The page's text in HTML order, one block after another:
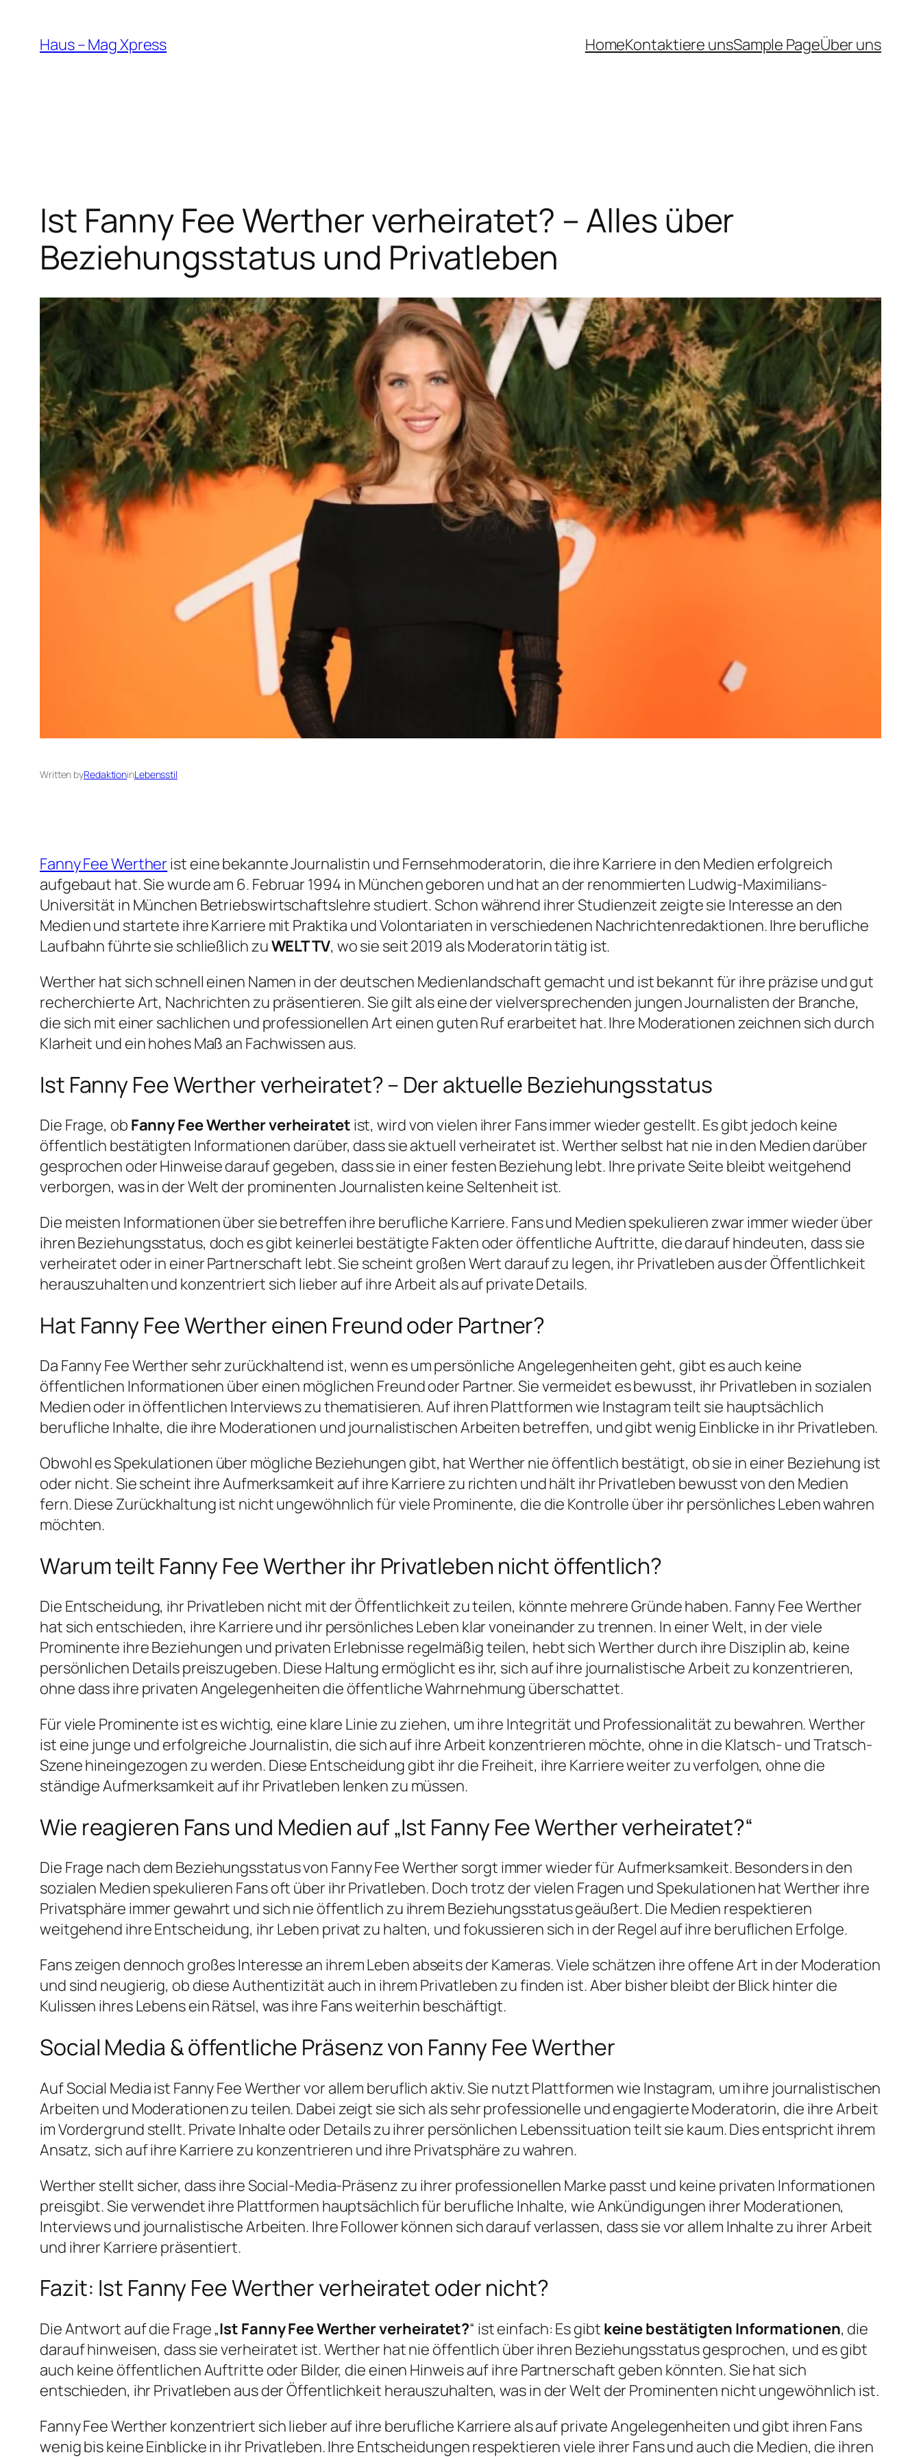
content
Haus – Mag Xpress HomeKontaktiere unsSample PageÜber uns
Ist Fanny Fee Werther verheiratet? – Alles über
Beziehungsstatus und Privatleben
Written byRedaktioninLebensstil
Fanny Fee Wertherist eine bekannte Journalistin und Fernsehmoderatorin, die ihre Karriere in den Medien erfolgreich
aufgebaut hat. Sie wurde am 6. Februar 1994 in München geboren und hat an der renommierten Ludwig-Maximilians-
Universität in München Betriebswirtschaftslehre studiert. Schon während ihrer Studienzeit zeigte sie Interesse an den
Medien und startete ihre Karriere mit Praktika und Volontariaten in verschiedenen Nachrichtenredaktionen. Ihre berufliche
Laufbahn führte sie schließlich zuWELT TV, wo sie seit 2019 als Moderatorin tätig ist.
Werther hat sich schnell einen Namen in der deutschen Medienlandschaft gemacht und ist bekannt für ihre präzise und gut
recherchierte Art, Nachrichten zu präsentieren. Sie gilt als eine der vielversprechenden jungen Journalisten der Branche,
die sich mit einer sachlichen und professionellen Art einen guten Ruf erarbeitet hat. Ihre Moderationen zeichnen sich durch
Klarheit und ein hohes Maß an Fachwissen aus.
Ist Fanny Fee Werther verheiratet? – Der aktuelle Beziehungsstatus
Die Frage, ob Fanny Fee Werther verheiratet ist, wird von vielen ihrer Fans immer wieder gestellt. Es gibt jedoch keine
öffentlich bestätigten Informationen darüber, dass sie aktuell verheiratet ist. Werther selbst hat nie in den Medien darüber
gesprochen oder Hinweise darauf gegeben, dass sie in einer festen Beziehung lebt. Ihre private Seite bleibt weitgehend
verborgen, was in der Welt der prominenten Journalisten keine Seltenheit ist.
Die meisten Informationen über sie betreffen ihre berufliche Karriere. Fans und Medien spekulieren zwar immer wieder über
ihren Beziehungsstatus, doch es gibt keinerlei bestätigte Fakten oder öffentliche Auftritte, die darauf hindeuten, dass sie
verheiratet oder in einer Partnerschaft lebt. Sie scheint großen Wert darauf zu legen, ihr Privatleben aus der Öffentlichkeit
herauszuhalten und konzentriert sich lieber auf ihre Arbeit als auf private Details.
Hat Fanny Fee Werther einen Freund oder Partner?
Da Fanny Fee Werther sehr zurückhaltend ist, wenn es um persönliche Angelegenheiten geht, gibt es auch keine
öffentlichen Informationen über einen möglichen Freund oder Partner. Sie vermeidet es bewusst, ihr Privatleben in sozialen
Medien oder in öffentlichen Interviews zu thematisieren. Auf ihren Plattformen wie Instagram teilt sie hauptsächlich
berufliche Inhalte, die ihre Moderationen und journalistischen Arbeiten betreffen, und gibt wenig Einblicke in ihr Privatleben.
Obwohl es Spekulationen über mögliche Beziehungen gibt, hat Werther nie öffentlich bestätigt, ob sie in einer Beziehung ist
oder nicht. Sie scheint ihre Aufmerksamkeit auf ihre Karriere zu richten und hält ihr Privatleben bewusst von den Medien
fern. Diese Zurückhaltung ist nicht ungewöhnlich für viele Prominente, die die Kontrolle über ihr persönliches Leben wahren
möchten.
Warum teilt Fanny Fee Werther ihr Privatleben nicht öffentlich?
Die Entscheidung, ihr Privatleben nicht mit der Öffentlichkeit zu teilen, könnte mehrere Gründe haben. Fanny Fee Werther
hat sich entschieden, ihre Karriere und ihr persönliches Leben klar voneinander zu trennen. In einer Welt, in der viele
Prominente ihre Beziehungen und privaten Erlebnisse regelmäßig teilen, hebt sich Werther durch ihre Disziplin ab, keine
persönlichen Details preiszugeben. Diese Haltung ermöglicht es ihr, sich auf ihre journalistische Arbeit zu konzentrieren,
ohne dass ihre privaten Angelegenheiten die öffentliche Wahrnehmung überschattet.
Für viele Prominente ist es wichtig, eine klare Linie zu ziehen, um ihre Integrität und Professionalität zu bewahren. Werther
ist eine junge und erfolgreiche Journalistin, die sich auf ihre Arbeit konzentrieren möchte, ohne in die Klatsch- und Tratsch-
Szene hineingezogen zu werden. Diese Entscheidung gibt ihr die Freiheit, ihre Karriere weiter zu verfolgen, ohne die
ständige Aufmerksamkeit auf ihr Privatleben lenken zu müssen.
Wie reagieren Fans und Medien auf „Ist Fanny Fee Werther verheiratet?“
Die Frage nach dem Beziehungsstatus von Fanny Fee Werther sorgt immer wieder für Aufmerksamkeit. Besonders in den
sozialen Medien spekulieren Fans oft über ihr Privatleben. Doch trotz der vielen Fragen und Spekulationen hat Werther ihre
Privatsphäre immer gewahrt und sich nie öffentlich zu ihrem Beziehungsstatus geäußert. Die Medien respektieren
weitgehend ihre Entscheidung, ihr Leben privat zu halten, und fokussieren sich in der Regel auf ihre beruflichen Erfolge.
Fans zeigen dennoch großes Interesse an ihrem Leben abseits der Kameras. Viele schätzen ihre offene Art in der Moderation
und sind neugierig, ob diese Authentizität auch in ihrem Privatleben zu finden ist. Aber bisher bleibt der Blick hinter die
Kulissen ihres Lebens ein Rätsel, was ihre Fans weiterhin beschäftigt.
Social Media & öffentliche Präsenz von Fanny Fee Werther
Auf Social Media ist Fanny Fee Werther vor allem beruflich aktiv. Sie nutzt Plattformen wie Instagram, um ihre journalistischen
Arbeiten und Moderationen zu teilen. Dabei zeigt sie sich als sehr professionelle und engagierte Moderatorin, die ihre Arbeit
im Vordergrund stellt. Private Inhalte oder Details zu ihrer persönlichen Lebenssituation teilt sie kaum. Dies entspricht ihrem
Ansatz, sich auf ihre Karriere zu konzentrieren und ihre Privatsphäre zu wahren.
Werther stellt sicher, dass ihre Social-Media-Präsenz zu ihrer professionellen Marke passt und keine privaten Informationen
preisgibt. Sie verwendet ihre Plattformen hauptsächlich für berufliche Inhalte, wie Ankündigungen ihrer Moderationen,
Interviews und journalistische Arbeiten. Ihre Follower können sich darauf verlassen, dass sie vor allem Inhalte zu ihrer Arbeit
und ihrer Karriere präsentiert.
Fazit: Ist Fanny Fee Werther verheiratet oder nicht?
Die Antwort auf die Frage „Ist Fanny Fee Werther verheiratet?“ ist einfach: Es gibt keine bestätigten Informationen, die
darauf hinweisen, dass sie verheiratet ist. Werther hat nie öffentlich über ihren Beziehungsstatus gesprochen, und es gibt
auch keine öffentlichen Auftritte oder Bilder, die einen Hinweis auf ihre Partnerschaft geben könnten. Sie hat sich
entschieden, ihr Privatleben aus der Öffentlichkeit herauszuhalten, was in der Welt der Prominenten nicht ungewöhnlich ist.
Fanny Fee Werther konzentriert sich lieber auf ihre berufliche Karriere als auf private Angelegenheiten und gibt ihren Fans
wenig bis keine Einblicke in ihr Privatleben. Ihre Entscheidungen respektieren viele ihrer Fans und auch die Medien, die ihren